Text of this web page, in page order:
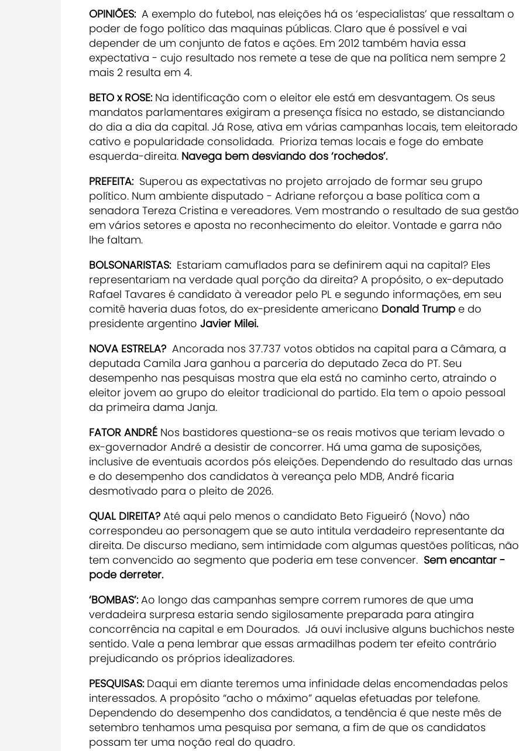
OPINIÕES: A exemplo do futebol, nas eleições há os ‘especialistas’ que ressaltam o
poder de fogo político das maquinas públicas. Claro que é possível e vai
depender de um conjunto de fatos e ações. Em 2012 também havia essa
expectativa - cujo resultado nos remete a tese de que na política nem sempre 2
mais 2 resulta em 4.
BETO x ROSE: Na identificação com o eleitor ele está em desvantagem. Os seus
mandatos parlamentares exigiram a presença física no estado, se distanciando
do dia a dia da capital. Já Rose, ativa em várias campanhas locais, tem eleitorado
cativo e popularidade consolidada. Prioriza temas locais e foge do embate
esquerda-direita. Navega bem desviando dos ‘rochedos’.
PREFEITA:Superou as expectativas no projeto arrojado de formar seu grupo
político. Num ambiente disputado - Adriane reforçou a base política com a
senadora Tereza Cristina e vereadores. Vem mostrando o resultado de sua gestão
em vários setores e aposta no reconhecimento do eleitor. Vontade e garra não
lhe faltam.
BOLSONARISTAS: Estariam camuflados para se definirem aqui na capital? Eles
representariam na verdade qual porção da direita? A propósito, o ex-deputado
Rafael Tavares é candidato à vereador pelo PL e segundo informações, em seu
comitê haveria duas fotos, do ex-presidente americano Donald Trump e do
presidente argentino Javier Milei.
NOVA ESTRELA? Ancorada nos 37.737 votos obtidos na capital para a Câmara, a
deputada Camila Jara ganhou a parceria do deputado Zeca do PT. Seu
desempenho nas pesquisas mostra que ela está no caminho certo, atraindo o
eleitor jovem ao grupo do eleitor tradicional do partido. Ela tem o apoio pessoal
da primeira dama Janja.
FATOR ANDRÉ Nos bastidores questiona-se os reais motivos que teriam levado o
ex-governador André a desistir de concorrer. Há uma gama de suposições,
inclusive de eventuais acordos pós eleições. Dependendo do resultado das urnas
e do desempenho dos candidatos à vereança pelo MDB, André ficaria
desmotivado para o pleito de 2026.
QUAL DIREITA?Até aqui pelo menos o candidato Beto Figueiró (Novo) não
correspondeu ao personagem que se auto intitula verdadeiro representante da
direita. De discurso mediano, sem intimidade com algumas questões políticas, não
tem convencido ao segmento que poderia em tese convencer. Sem encantar -
pode derreter.
‘BOMBAS’:Ao longo das campanhas sempre correm rumores de que uma
verdadeira surpresa estaria sendo sigilosamente preparada para atingira
concorrência na capital e em Dourados. Já ouvi inclusive alguns buchichos neste
sentido. Vale a pena lembrar que essas armadilhas podem ter efeito contrário
prejudicando os próprios idealizadores.
PESQUISAS: Daqui em diante teremos uma infinidade delas encomendadas pelos
interessados. A propósito “acho o máximo” aquelas efetuadas por telefone.
Dependendo do desempenho dos candidatos, a tendência é que neste mês de
setembro tenhamos uma pesquisa por semana, a fim de que os candidatos
possam ter uma noção real do quadro.